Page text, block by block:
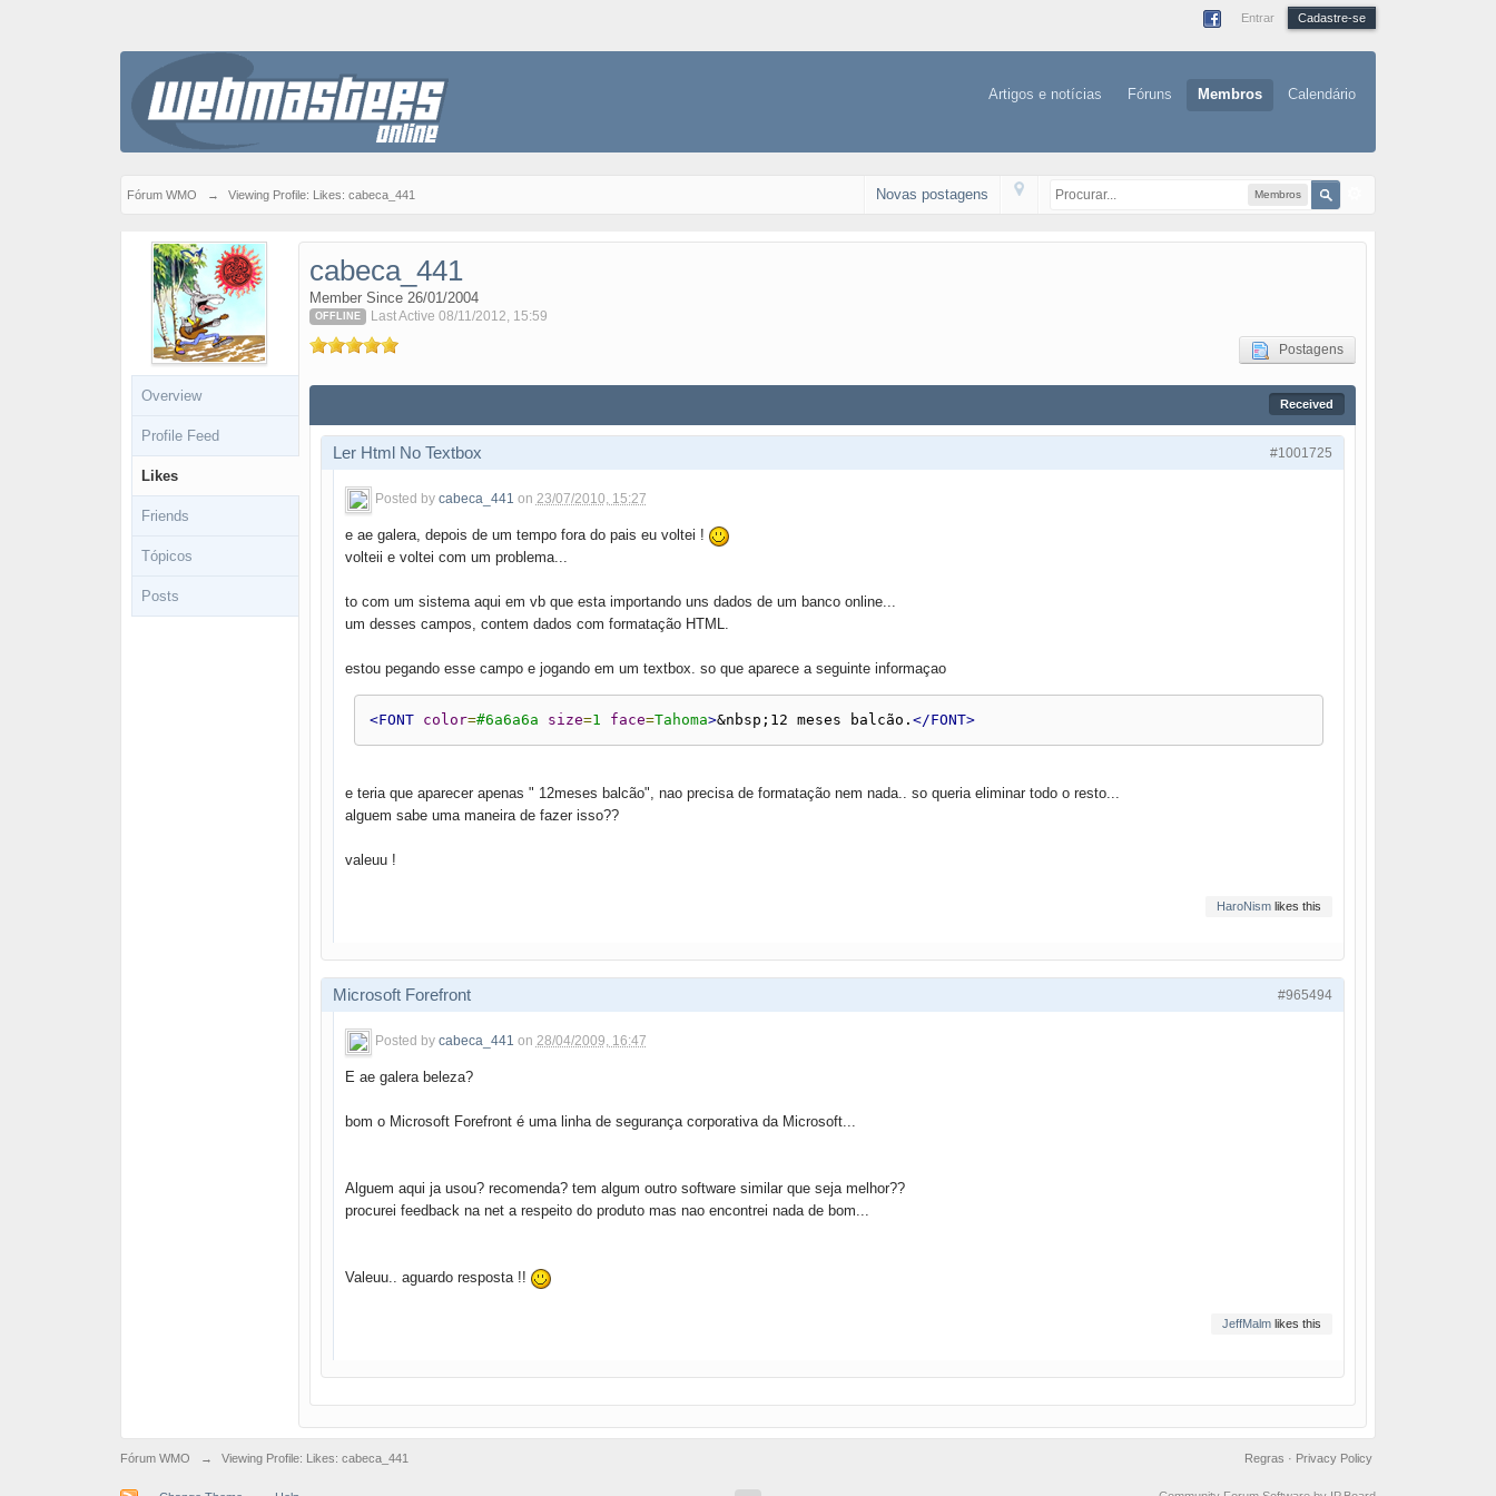
Entrar Cadastre-se
Artigos e notícias Fóruns Membros Calendário
Fórum WMO → Viewing Profile: Likes: cabeca_441 Membros
Novas postagens
Overview
Profile Feed
Likes
Friends
Tópicos
Posts
cabeca_441
Member Since 26/01/2004
OFFLINE Last Active 08/11/2012, 15:59
Postagens
Received
#1001725
Ler Html No Textbox
Posted by cabeca_441 on 23/07/2010, 15:27
e ae galera, depois de um tempo fora do pais eu voltei !
volteii e voltei com um problema...
to com um sistema aqui em vb que esta importando uns dados de um banco online...
um desses campos, contem dados com formatação HTML.
estou pegando esse campo e jogando em um textbox. so que aparece a seguinte informaçao
<FONT color=#6a6a6a size=1 face=Tahoma>&nbsp;12 meses balcão. </FONT>
e teria que aparecer apenas " 12meses balcão", nao precisa de formatação nem nada.. so queria eliminar todo o resto...
alguem sabe uma maneira de fazer isso??
valeuu !
HaroNism likes this
#965494
Microsoft Forefront
Posted by cabeca_441 on 28/04/2009, 16:47
E ae galera beleza?
bom o Microsoft Forefront é uma linha de segurança corporativa da Microsoft...
Alguem aqui ja usou? recomenda? tem algum outro software similar que seja melhor??
procurei feedback na net a respeito do produto mas nao encontrei nada de bom...
Valeuu.. aguardo resposta !!
JeffMalm likes this
Fórum WMO → Viewing Profile: Likes: cabeca_441 Privacy Policy
Regras ·